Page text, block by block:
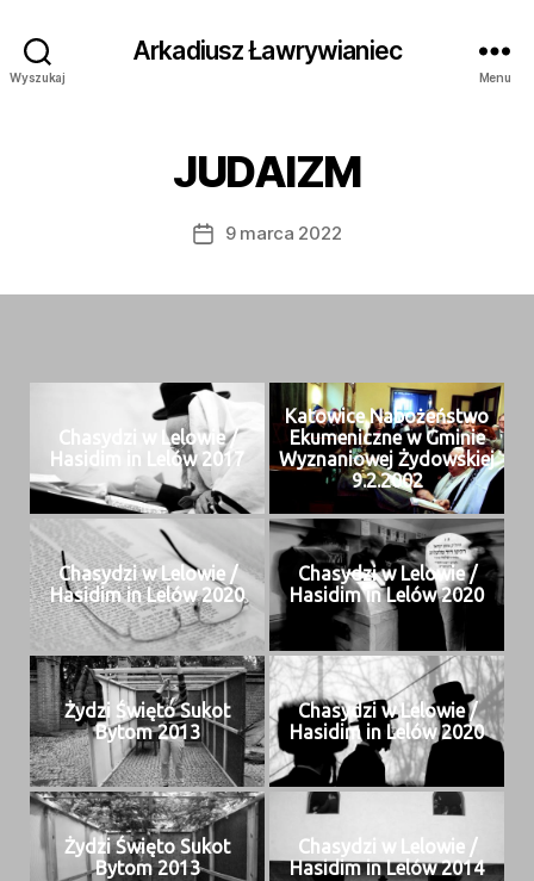
Wyszukaj
Arkadiusz Ławrywianiec
Menu
JUDAIZM
Data9 marca 2022
Chasy­dzi w Lelowie /
Hasidim in Lelów 2017
Katow­ice Nabożeńst­wo
Eku­meniczne w Gminie
Wyz­nan­iowej Żydowskiej
9.2.2002
Chasy­dzi w Lelowie /
Hasidim in Lelów 2020
Chasy­dzi w Lelowie /
Hasidim in Lelów 2020
Żydzi Świę­to Sukot
Bytom 2013
Chasy­dzi w Lelowie /
Hasidim in Lelów 2020
Żydzi Świę­to Sukot
Bytom 2013
Chasy­dzi w Lelowie /
Hasidim in Lelów 2014